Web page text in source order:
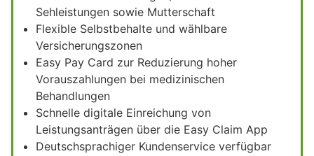
Sehleistungen sowie Mutterschaft
Flexible Selbstbehalte und wählbare
Versicherungszonen
Easy Pay Card zur Reduzierung hoher
Vorauszahlungen bei medizinischen
Behandlungen
Schnelle digitale Einreichung von
Leistungsanträgen über die Easy Claim App
Deutschsprachiger Kundenservice verfügbar